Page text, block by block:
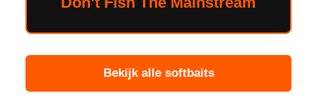
Bekijk alle softbaits